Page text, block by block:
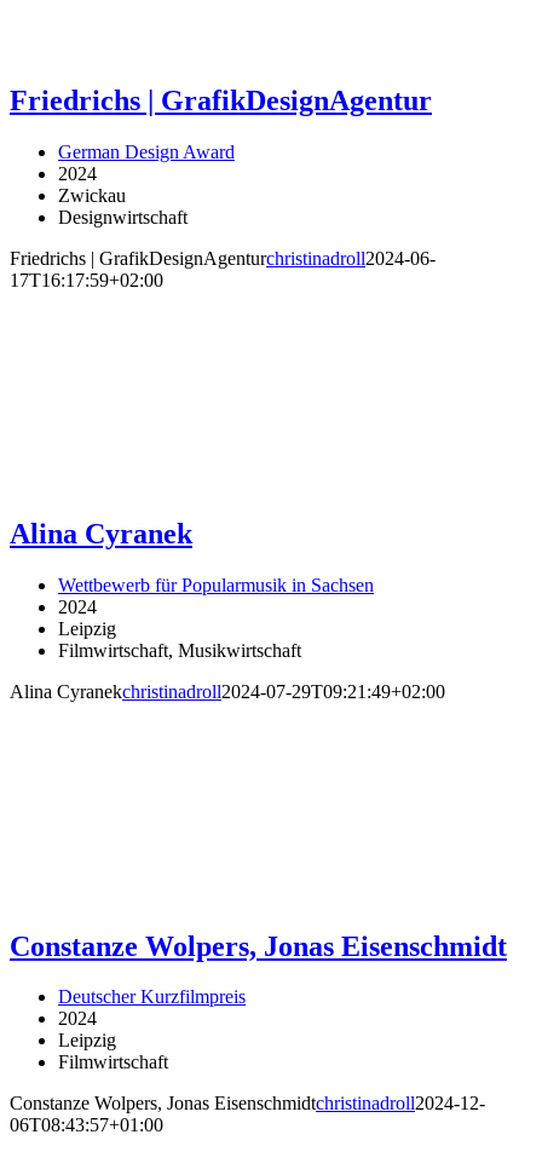
Friedrichs | GrafikDesignAgentur
German Design Award
2024
Zwickau
Designwirtschaft
Friedrichs | GrafikDesignAgenturchristinadroll2024-06-
17T16:17:59+02:00
Alina Cyranek
Wettbewerb für Popularmusik in Sachsen
2024
Leipzig
Filmwirtschaft, Musikwirtschaft
Alina Cyranekchristinadroll2024-07-29T09:21:49+02:00
Constanze Wolpers, Jonas Eisenschmidt
Deutscher Kurzfilmpreis
2024
Leipzig
Filmwirtschaft
Constanze Wolpers, Jonas Eisenschmidtchristinadroll2024-12-
06T08:43:57+01:00